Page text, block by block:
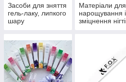
Засоби для зняття
гель-лаку, липкого
шару
Матеріали для
нарощування і
зміцнення